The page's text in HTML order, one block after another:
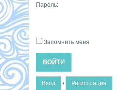
Пароль:
Запомнить меня
ВОЙТИ
Вход / Регистрация